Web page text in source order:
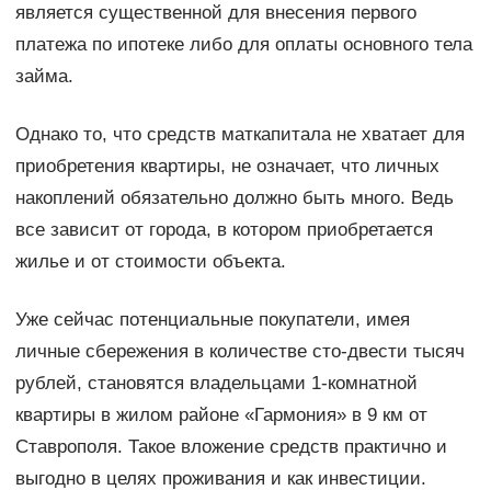
является существенной для внесения первого
платежа по ипотеке либо для оплаты основного тела
займа.
Однако то, что средств маткапитала не хватает для
приобретения квартиры, не означает, что личных
накоплений обязательно должно быть много. Ведь
все зависит от города, в котором приобретается
жилье и от стоимости объекта.
Уже сейчас потенциальные покупатели, имея
личные сбережения в количестве сто-двести тысяч
рублей, становятся владельцами 1-комнатной
квартиры в жилом районе «Гармония» в 9 км от
Ставрополя. Такое вложение средств практично и
выгодно в целях проживания и как инвестиции.